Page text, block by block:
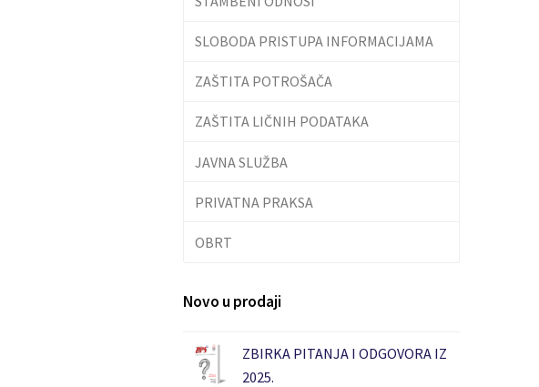
SLOBODA PRISTUPA INFORMACIJAMA
ZAŠTITA POTROŠAČA
ZAŠTITA LIČNIH PODATAKA
JAVNA SLUŽBA
PRIVATNA PRAKSA
OBRT
Novo u prodaji
ZBIRKA PITANJA I ODGOVORA IZ
2025.